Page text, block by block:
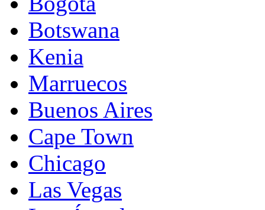
Botswana
Kenia
Marruecos
Buenos Aires
Cape Town
Chicago
Las Vegas